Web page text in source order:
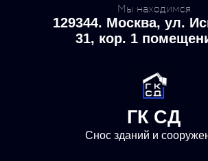
Снос зданий и
ГК СД
Мы находимся
129344. Москва, ул.
31, кор. 1